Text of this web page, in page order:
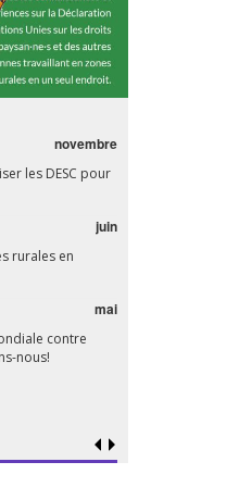
novembre
les DESC pour
juin
rurales en
mai
contre
nous!